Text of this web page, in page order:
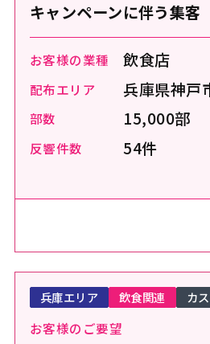
キャンペーンに伴う集客
お客様の業種 飲食店
配布エリア 兵庫県神戸
部数 15,000部
反響件数 54件
お客様のご要望
兵庫エリア 飲食関連 カ